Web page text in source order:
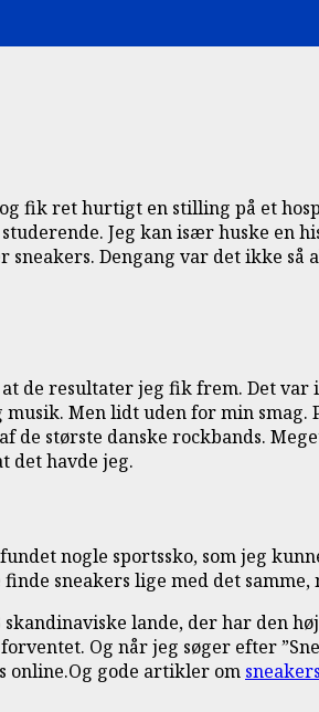
fik ret hurtigt en stilling på et
Jeg kan især huske en
Dengang var det ikke
de resultater jeg fik frem. Det
Men lidt uden for min
største danske rockbands.
det havde jeg.
nogle sportssko, som jeg
sneakers lige med det
lande, der har den
Og når jeg søger efter
online.Og gode artikler om